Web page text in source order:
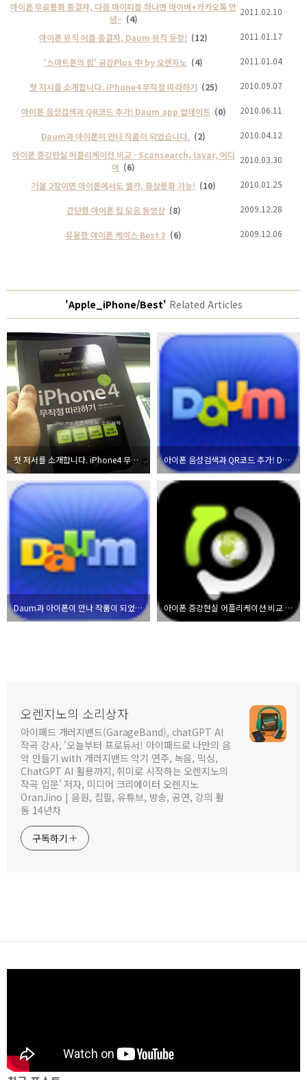
아이폰 무료통화 종결자, 다음 마이피플 하나면 바이버+카카오톡 안
녕~ (4)
2011.02.10
아이폰 뮤직 어플 종결자, Daum 뮤직 등장! (12) 2011.01.17
'스마트폰의 힘' 공감Plus 中 by 오렌지노 (4) 2011.01.04
첫 저서를 소개합니다. iPhone4 무작정 따라하기 (25) 2010.09.07
아이폰 음성검색과 QR코드 추가! Daum app 업데이트 (0) 2010.06.11
Daum과 아이폰이 만나 작품이 되었습니다. (2)
2010.04.12
아이폰 증강현실 어플리케이션 비교 - Scansearch, layar, 어디
야 (6)
2010.03.30
거울 2장이면 아이폰에서도 셀카, 화상통화 가능! (10) 2010.01.25
간단한 아이폰 팁 모음 동영상 (8) 2009.12.28
유용한 아이폰 케이스 Best 3 (6) 2009.12.06
'Apple_iPhone/Best' Related Articles
첫 저서를 소개합니다. iPhone4 무작정 따라하기 아이폰 음성검색과 QR코드 추가! Daum app 업데이트
Daum과 아이폰이 만나 작품이 되었습니다. 아이폰 증강현실 어플리케이션 비교 - Scansearch, layar, 어디야
오렌지노의 소리상자
아이패드 개러지밴드(GarageBand), chatGPT AI
작곡 강사, '오늘부터 프로듀서! 아이패드로 나만의 음
악 만들기 with 개러지밴드 악기 연주, 녹음, 믹싱,
ChatGPT AI 활용까지, 취미로 시작하는 오렌지노의
작곡 입문' 저자, 미디어 크리에이터 오렌지노
OranJino | 음원, 집필, 유튜브, 방송, 공연, 강의 활
동 14년차
구독하기